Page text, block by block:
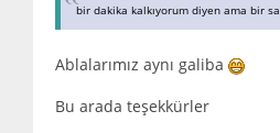
bir dakika kalkıyorum diyen ama bir
Ablalarımız aynı galiba
Bu arada teşekkürler